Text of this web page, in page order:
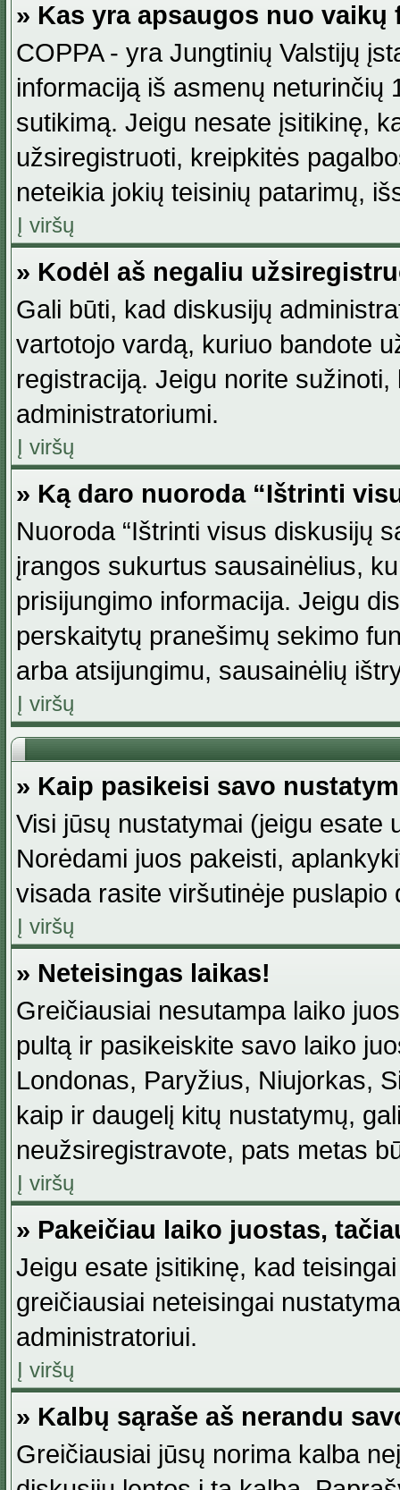
» Kas yra apsaugos nuo vaikų
COPPA - yra Jungtinių Valstijų
informaciją iš asmenų neturinčių
sutikimą. Jeigu nesate įsitikinę,
užsiregistruoti, kreipkitės
neteikia jokių teisinių patarimų,
Į viršų
» Kodėl aš negaliu
Gali būti, kad diskusijų
vartotojo vardą, kuriuo bandote
registraciją. Jeigu norite
administratoriumi.
Į viršų
» Ką daro nuoroda “Ištrinti
Nuoroda “Ištrinti visus diskusijų
įrangos sukurtus sausainėlius,
prisijungimo informacija. Jeigu
perskaitytų pranešimų sekimo
arba atsijungimu, sausainėlių
Į viršų
» Kaip pasikeisi savo
Visi jūsų nustatymai (jeigu esate
Norėdami juos pakeisti,
visada rasite viršutinėje
Į viršų
» Neteisingas laikas!
Greičiausiai nesutampa laiko
pultą ir pasikeiskite savo laiko
Londonas, Paryžius, Niujorkas,
kaip ir daugelį kitų nustatymų,
neužsiregistravote, pats metas
Į viršų
» Pakeičiau laiko juostas,
Jeigu esate įsitikinę, kad
greičiausiai neteisingai
administratoriui.
Į viršų
» Kalbų sąraše aš nerandu
Greičiausiai jūsų norima kalba